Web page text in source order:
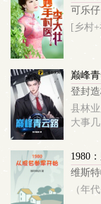
可乐仔
[乡村
巅峰
登封
县林
大事
1980
维斯特
（年